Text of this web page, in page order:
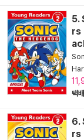
5.
rs
택배
6.
rs